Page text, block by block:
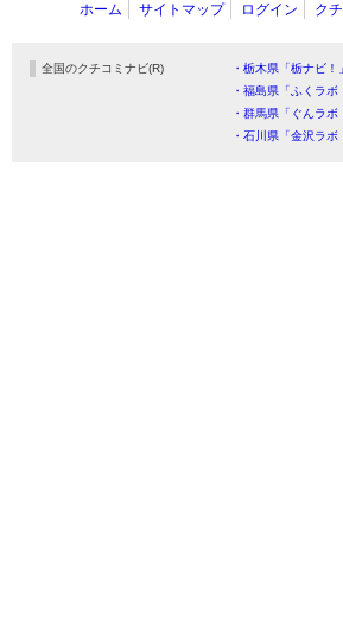
ホーム サイトマップ ログイン ク
全国のクチコミナビ(R) ・栃木県「栃ナビ！」
・福島県「ふくラボ
・群馬県「ぐんラボ
・石川県「金沢ラボ